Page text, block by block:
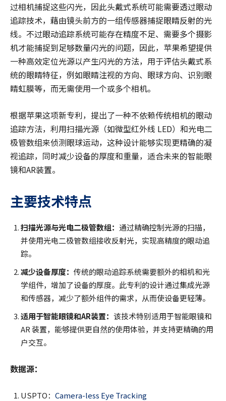
过相机捕捉这些闪光，因此头戴式系统可能需要透过眼动
追踪技术，藉由镜头前方的一组传感器捕捉眼睛反射的光
线。不过眼动追踪系统可能存在精度不足、需要多个摄影
机才能捕捉到足够数量闪光的问题，因此，苹果希望提供
一种高效定位光源以产生闪光的方法，用于评估头戴式系
统的眼睛特征，例如眼睛注视的方向、眼球方向、识别眼
睛虹膜等，而无需使用一个或多个相机。
根据苹果这项新专利，提出了一种不依赖传统相机的眼动
追踪方法，利用扫描光源（如微型红外线 LED）和光电二
极管数组来侦测眼球运动，这种设计能够实现更精确的凝
视追踪，同时减少设备的厚度和重量，适合未来的智能眼
镜和AR装置。
主要技术特点
扫描光源与光电二极管数组： 通过精确控制光源的扫描，
并使用光电二极管数组接收反射光，实现高精度的眼动追
踪。
减少设备厚度： 传统的眼动追踪系统需要额外的相机和光
学组件，增加了设备的厚度。此专利的设计通过集成光源
和传感器，减少了额外组件的需求，从而使设备更轻薄。
适用于智能眼镜和AR装置： 该技术特别适用于智能眼镜和
AR 装置，能够提供更自然的使用体验，并支持更精确的用
户交互。
数据源：
USPTO： Camera-less Eye Tracking